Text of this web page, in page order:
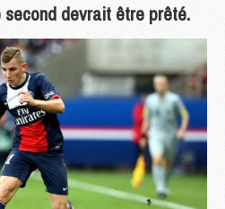
devrait être prêté.